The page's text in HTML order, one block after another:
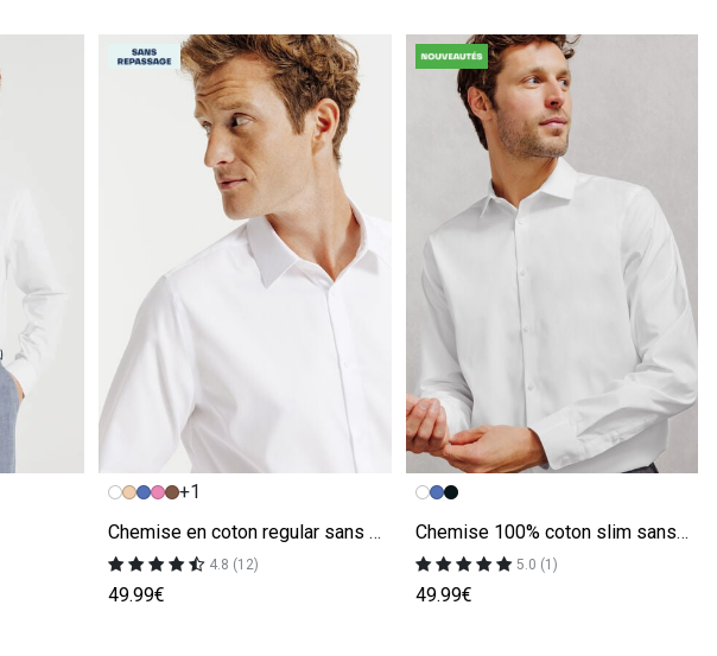
Image précédente
Image suivante
+1
Chemise en coton regular sans repassage
4.8 (12)
49.99€
Image précédente
Image suivante
Chemise 100% coton slim sans repassage unie
5.0 (1)
49.99€